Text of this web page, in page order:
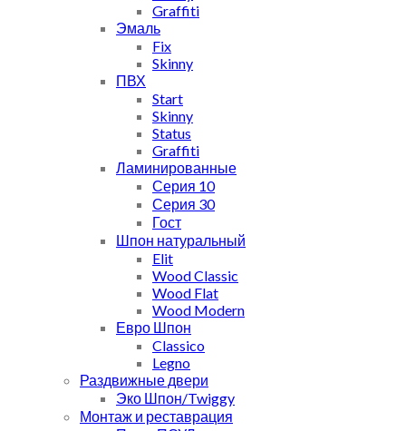
Graffiti
Эмаль
Fix
Skinny
ПВХ
Start
Skinny
Status
Graffiti
Ламинированные
Серия 10
Серия 30
Гост
Шпон натуральный
Elit
Wood Classic
Wood Flat
Wood Modern
Евро Шпон
Classico
Legno
Раздвижные двери
Эко Шпон/Twiggy
Монтаж и реставрация